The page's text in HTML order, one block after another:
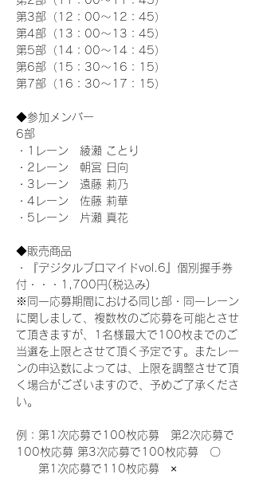
第3部（12：00～12：45）
第4部（13：00～13：45）
第5部（14：00～14：45）
第6部（15：30～16：15）
第7部（16：30～17：15）
◆参加メンバー
6部
・1レーン　綾瀬 ことり
・2レーン　朝宮 日向
・3レーン　遠藤 莉乃
・4レーン　佐藤 莉華
・5レーン　片瀬 真花
◆販売商品
・『デジタルブロマイドvol.6』個別握手券
付・・・1,700円(税込み)
※同一応募期間における同じ部・同一レーン
に関しまして、複数枚のご応募を可能とさせ
て頂きますが、1名様最大で100枚までのご
当選を上限とさせて頂く予定です。またレー
ンの申込数によっては、上限を調整させて頂
く場合がございますので、予めご了承くださ
い。
例：第1次応募で100枚応募　第2次応募で
100枚応募 第3次応募で100枚応募　〇
第1次応募で110枚応募　×